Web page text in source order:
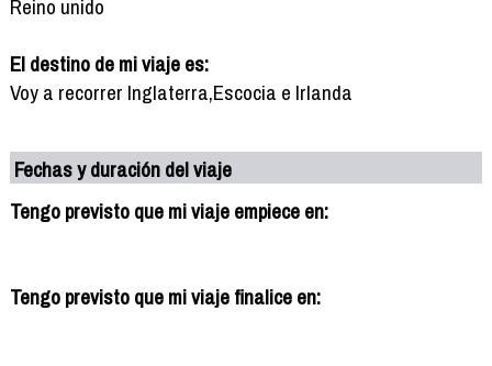
Reino unido
El destino de mi viaje es:
Voy a recorrer Inglaterra,Escocia e Irlanda
Fechas y duración del viaje
Tengo previsto que mi viaje empiece en:
Tengo previsto que mi viaje finalice en: